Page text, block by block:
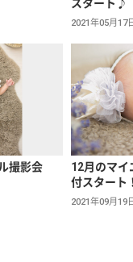
スタート♪
2021年05月17
撮影会
12月のマイ
付スタート
2021年09月19